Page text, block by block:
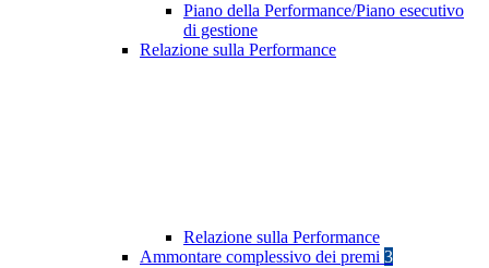
Piano della Performance/Piano esecutivo
di gestione
Relazione sulla Performance
Relazione sulla Performance
Ammontare complessivo dei premi 3